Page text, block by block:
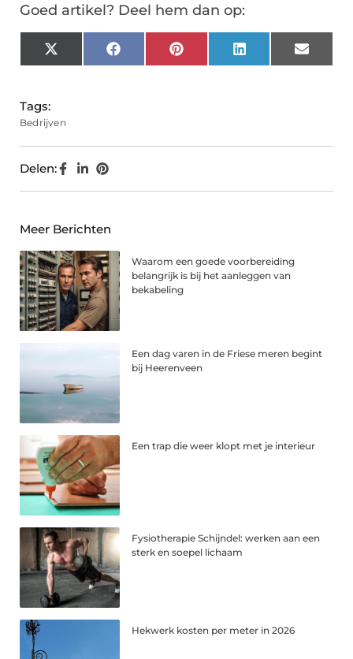
Goed artikel? Deel hem dan op:
X
(Twitter)
FacebookPinterest LinkedIn Email
Tags:
Bedrijven
Delen:
Meer Berichten
Waarom een goede voorbereiding
belangrijk is bij het aanleggen van
bekabeling
Een dag varen in de Friese meren begint
bij Heerenveen
Een trap die weer klopt met je interieur
Fysiotherapie Schijndel: werken aan een
sterk en soepel lichaam
Hekwerk kosten per meter in 2026